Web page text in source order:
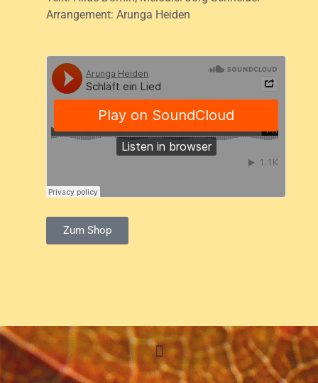
Arrangement: Arunga Heiden
Zum Shop